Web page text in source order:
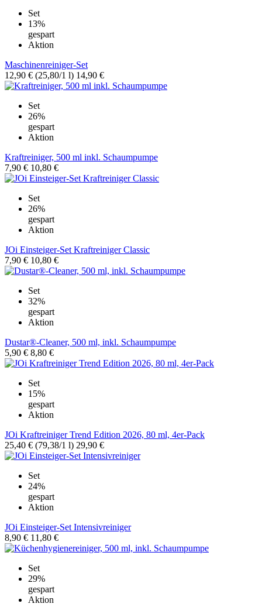
Set
13%
gespart
Aktion
Maschinenreiniger-Set
12,90 € (25,80/1 l) 14,90 €
Set
26%
gespart
Aktion
Kraftreiniger, 500 ml inkl. Schaumpumpe
7,90 € 10,80 €
Set
26%
gespart
Aktion
JOi Einsteiger-Set Kraftreiniger Classic
7,90 € 10,80 €
Set
32%
gespart
Aktion
Dustar®-Cleaner, 500 ml, inkl. Schaumpumpe
5,90 € 8,80 €
Set
15%
gespart
Aktion
JOi Kraftreiniger Trend Edition 2026, 80 ml, 4er-Pack
25,40 € (79,38/1 l) 29,90 €
Set
24%
gespart
Aktion
JOi Einsteiger-Set Intensivreiniger
8,90 € 11,80 €
Set
29%
gespart
Aktion